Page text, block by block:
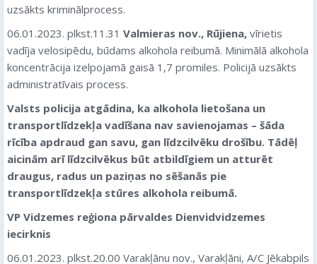
uzsākts kriminālprocess.
06.01.2023. plkst.11.31 Valmieras nov., Rūjiena, vīrietis
vadīja velosipēdu, būdams alkohola reibumā. Minimālā alkohola
koncentrācija izelpojamā gaisā 1,7 promiles. Policijā uzsākts
administratīvais process.
Valsts policija atgādina, ka alkohola lietošana un
transportlīdzekļa vadīšana nav savienojamas – šāda
rīcība apdraud gan savu, gan līdzcilvēku drošību. Tādēļ
aicinām arī līdzcilvēkus būt atbildīgiem un atturēt
draugus, radus un paziņas no sēšanās pie
transportlīdzekļa stūres alkohola reibumā.
VP Vidzemes reģiona pārvaldes Dienvidvidzemes
iecirknis
06.01.2023. plkst.20.00 Varakļānu nov., Varakļāni, A/C Jēkabpils